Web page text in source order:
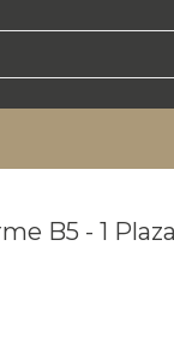
B5 - 1